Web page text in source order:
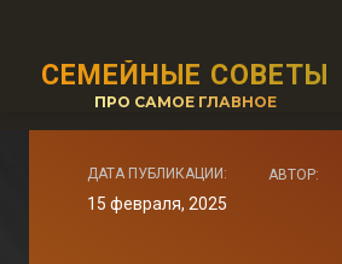
СЕМЕЙНЫЕ СОВЕТЫ
ПРО САМОЕ ГЛАВНОЕ
ДАТА ПУБЛИКАЦИИ:
15 февраля, 2025
АВТОР: